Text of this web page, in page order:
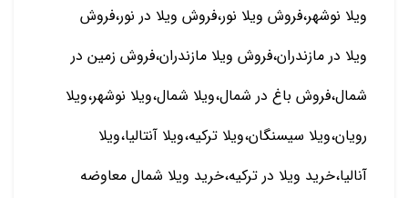
ویلا نوشهر،فروش ویلا نور،فروش ویلا در نور،فروش
ویلا در مازندران،فروش ویلا مازندران،فروش زمین در
شمال،فروش باغ در شمال،ویلا شمال،ویلا نوشهر،ویلا
رویان،ویلا سیسنگان،ویلا ترکیه،ویلا آنتالیا،ویلا
آنالیا،خرید ویلا در ترکیه،خرید ویلا شمال معاوضه